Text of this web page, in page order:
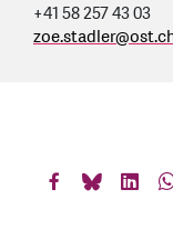
+41 58 257 43 03
zoe.stadler@